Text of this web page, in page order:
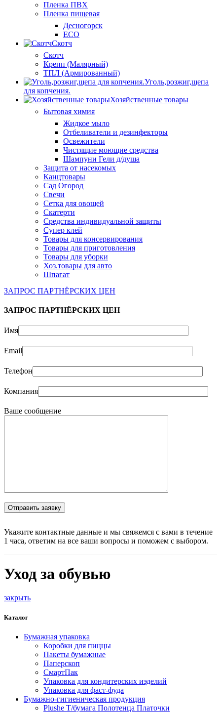
Пленка ПВХ
Пленка пищевая
Десногорск
ECO
Скотч
Скотч
Крепп (Малярный)
ТПЛ (Армированный)
Уголь,розжиг,щепа
для копчения.
Хозяйственные товары
Бытовая химия
Жидкое мыло
Отбеливатели и дезинфекторы
Освежители
Чистящие моющие средства
Шампуни Гели д/душа
Защита от насекомых
Канцтовары
Сад Огород
Свечи
Сетка для овощей
Скатерти
Средства индивидуальной защиты
Супер клей
Товары для консервирования
Товары для приготовления
Товары для уборки
Хоз.товары для авто
Шпагат
ЗАПРОС ПАРТНЁРСКИХ ЦЕН
ЗАПРОС ПАРТНЁРСКИХ ЦЕН
Имя
Email
Телефон
Компания
Ваше сообщение
Укажите контактные данные и мы свяжемся с вами в течение
1 часа, ответим на все ваши вопросы и поможем с выбором.
Уход за обувью
закрыть
Каталог
Бумажная упаковка
Коробки для пиццы
Пакеты бумажные
Паперскоп
СмартПак
Упаковка для кондитерских иэделий
Упаковка для фаст-фуда
Бумажно-гигиеническая продукция
Plushe Т/бумага Полотенца Платочки